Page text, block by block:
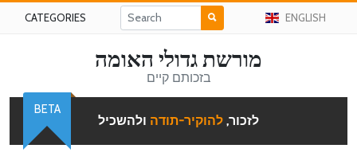
CATEGORIES ENGLISH
מורשת גדולי האומה
בזכותם קיים
לזכור, להוקיר-תודה ולהשכיל
BETA